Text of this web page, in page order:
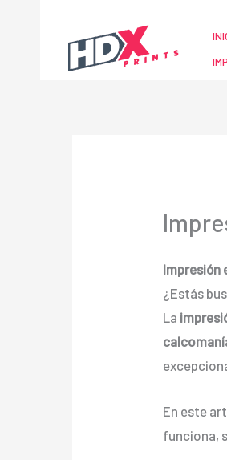
contenido
Impresión
¿Estás
La
En este
funciona,